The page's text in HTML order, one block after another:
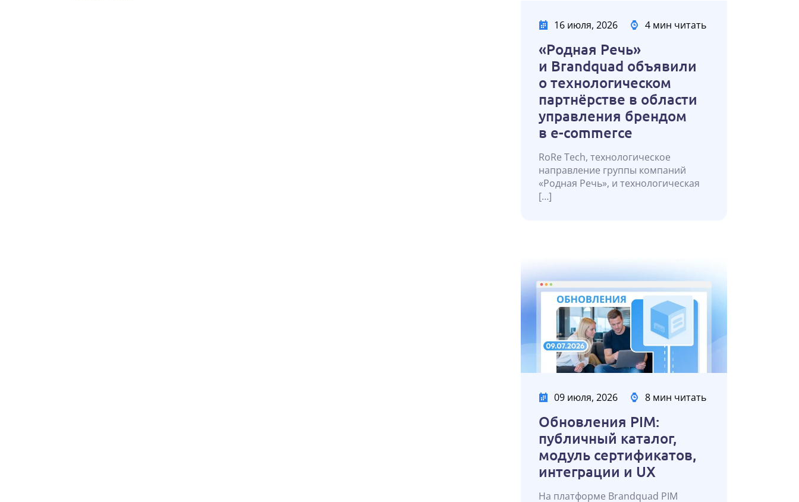
16 июля, 2026 4 мин читать
«Родная Речь»
и Brandquad объявили
о технологическом
партнёрстве в области
управления брендом
в e-commerce
RoRe Tech, технологическое
направление группы компаний
«Родная Речь», и технологическая
[…]
09 июля, 2026 8 мин читать
Обновления PIM:
публичный каталог,
модуль сертификатов,
интеграции и UX
На платформе Brandquad PIM